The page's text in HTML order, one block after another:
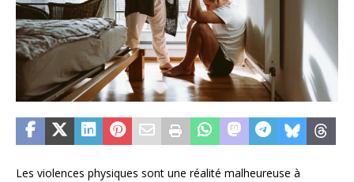
Les violences physiques sont une réalité malheureuse à